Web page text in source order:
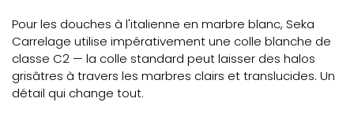
Pour les douches à l'italienne en marbre blanc, Seka
Carrelage utilise impérativement une colle blanche de
classe C2 — la colle standard peut laisser des halos
grisâtres à travers les marbres clairs et translucides. Un
détail qui change tout.